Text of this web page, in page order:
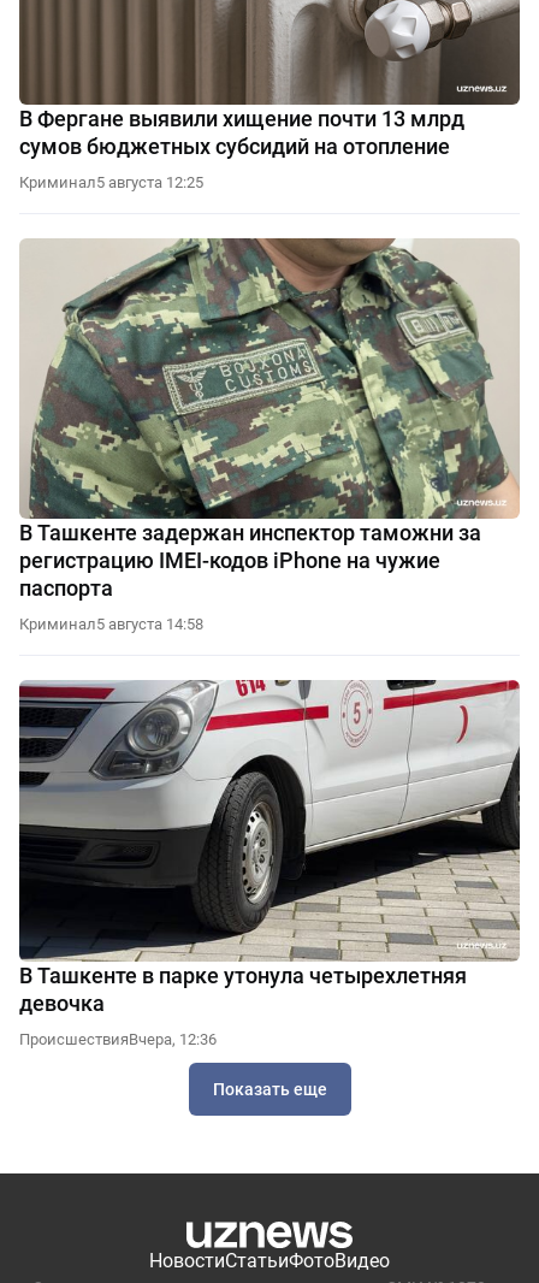
В Фергане выявили хищение почти 13 млрд
сумов бюджетных субсидий на отопление
Криминал5 августа 12:25
В Ташкенте задержан инспектор таможни за
регистрацию IMEI-кодов iPhone на чужие
паспорта
Криминал5 августа 14:58
В Ташкенте в парке утонула четырехлетняя
девочка
ПроисшествияВчера, 12:36
Показать еще
НовостиСтатьиФотоВидео